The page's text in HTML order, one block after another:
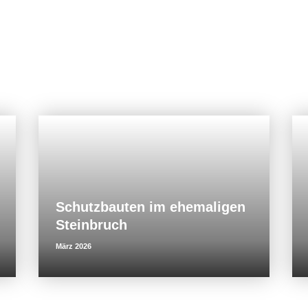
Schutzbauten im ehemaligen
Steinbruch
März 2026